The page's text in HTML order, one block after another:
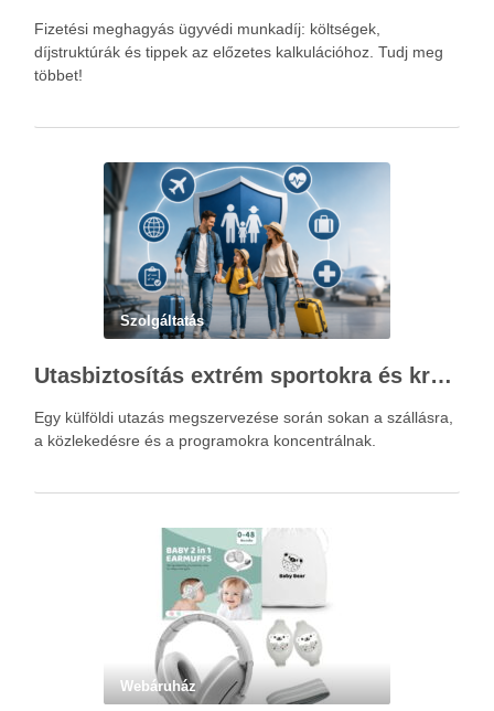
Fizetési meghagyás ügyvédi munkadíj: költségek,
díjstruktúrák és tippek az előzetes kalkulációhoz. Tudj meg
többet!
Szolgáltatás
Utasbiztosítás extrém sportokra és krónikus betegségek esetén: mire figyelj utazás előtt?
Egy külföldi utazás megszervezése során sokan a szállásra,
a közlekedésre és a programokra koncentrálnak.
Webáruház